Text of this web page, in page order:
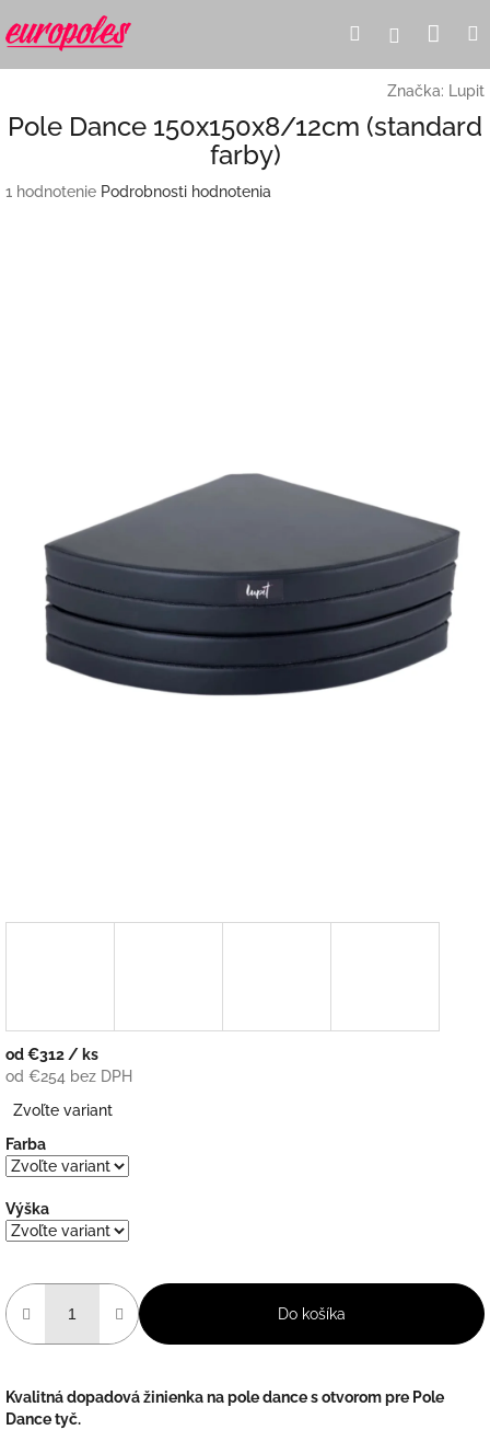
na
obsah
Hľadať
Značka: Lupit
Pole Dance 150x150x8/12cm (standard
farby)
Priemerné
1 hodnotenie Podrobnosti hodnotenia
od€312/ ks
od €254 bez DPH
cena:
Zvoľte variant
Farba
Výška
Do košíka
Kvalitná dopadová žinienka na pole dance s otvorom pre Pole
Dance tyč.